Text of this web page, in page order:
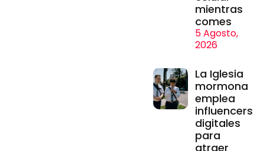
mientras
comes
5 Agosto,
2026
La Iglesia
mormona
emplea
influencers
digitales
para
atraer